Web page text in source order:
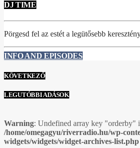
DJ TIME
Pörgesd fel az estét a legütősebb
INFO AND EPISODES
KÖVETKEZŐ
LEGUTÓBBI ADÁSOK
Warning: Undefined array key "orderby"
/home/omegagyu/riverradio.hu/wp-
widgets/widgets/widget-archives-list.php